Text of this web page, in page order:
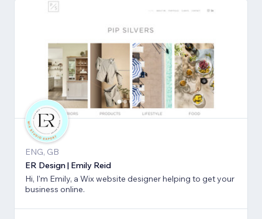
ENG, GB
ER Design | Emily Reid
Hi, I'm Emily, a Wix website designer helping to get your
business online.